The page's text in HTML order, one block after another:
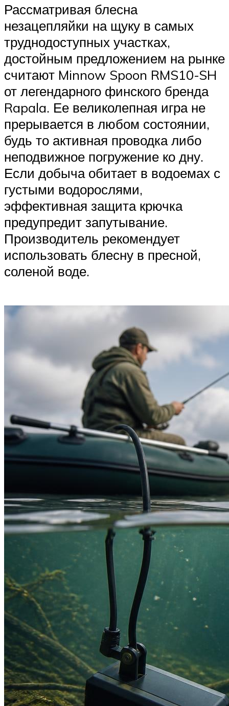
Рассматривая блесна
незацепляйки на щуку в самых
труднодоступных участках,
достойным предложением на рынке
считают Minnow Spoon RMS10-SH
от легендарного финского бренда
Rapala. Ее великолепная игра не
прерывается в любом состоянии,
будь то активная проводка либо
неподвижное погружение ко дну.
Если добыча обитает в водоемах с
густыми водорослями,
эффективная защита крючка
предупредит запутывание.
Производитель рекомендует
использовать блесну в пресной,
соленой воде.